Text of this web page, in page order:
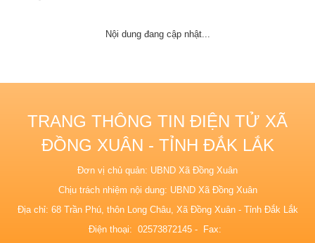
Nội dung đang cập nhật...
TRANG THÔNG TIN ĐIỆN TỬ XÃ
ĐỒNG XUÂN - TỈNH ĐẮK LẮK
Đơn vị chủ quản: UBND Xã Đồng Xuân
Chịu trách nhiệm nội dung: UBND Xã Đồng Xuân
Địa chỉ: 68 Trần Phú, thôn Long Châu, Xã Đồng Xuân - Tỉnh Đắk Lắk
Điện thoại: 02573872145 - Fax: